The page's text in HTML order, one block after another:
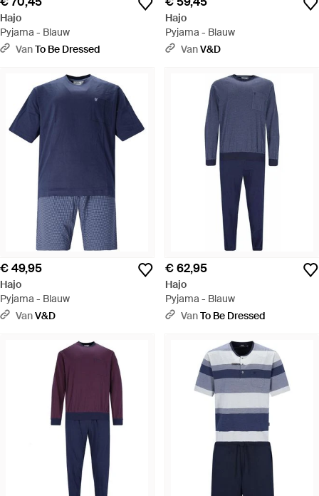
Hajo
Pyjama - Blauw
VanTo Be Dressed
Hajo
Pyjama - Blauw
VanV&D
€ 49,95
Hajo
Pyjama - Blauw
VanV&D
€ 62,95
Hajo
Pyjama - Blauw
VanTo Be Dressed